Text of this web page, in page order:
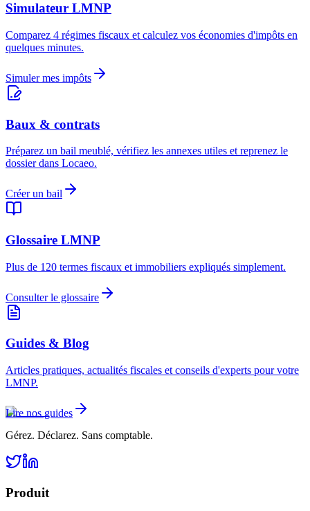
Simulateur LMNP
Comparez 4 régimes fiscaux et calculez vos économies d'impôts en
quelques minutes.
Simuler mes impôts
Baux & contrats
Préparez un bail meublé, vérifiez les annexes utiles et reprenez le
dossier dans Locaeo.
Créer un bail
Glossaire LMNP
Plus de 120 termes fiscaux et immobiliers expliqués simplement.
Consulter le glossaire
Guides & Blog
Articles pratiques, actualités fiscales et conseils d'experts pour votre
LMNP.
Lire nos guides
Gérez. Déclarez. Sans comptable.
Produit